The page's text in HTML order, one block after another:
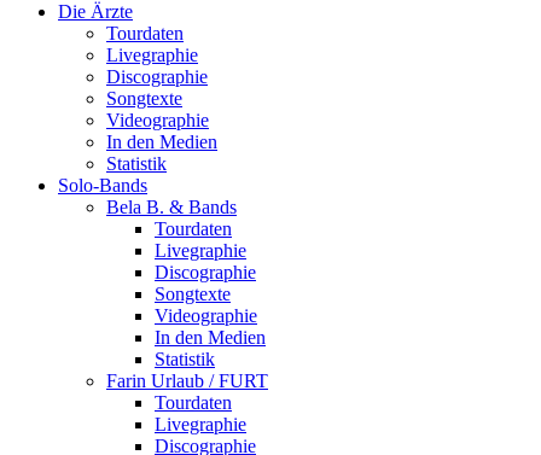
Die Ärzte
Tourdaten
Livegraphie
Discographie
Songtexte
Videographie
In den Medien
Statistik
Solo-Bands
Bela B. & Bands
Tourdaten
Livegraphie
Discographie
Songtexte
Videographie
In den Medien
Statistik
Farin Urlaub / FURT
Tourdaten
Livegraphie
Discographie